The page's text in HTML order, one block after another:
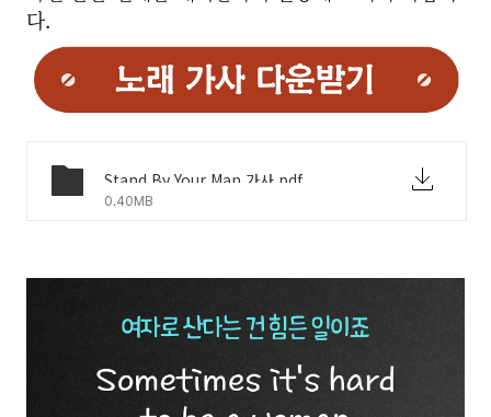
다.
Stand By Your Man 가사.pdf
0.40MB